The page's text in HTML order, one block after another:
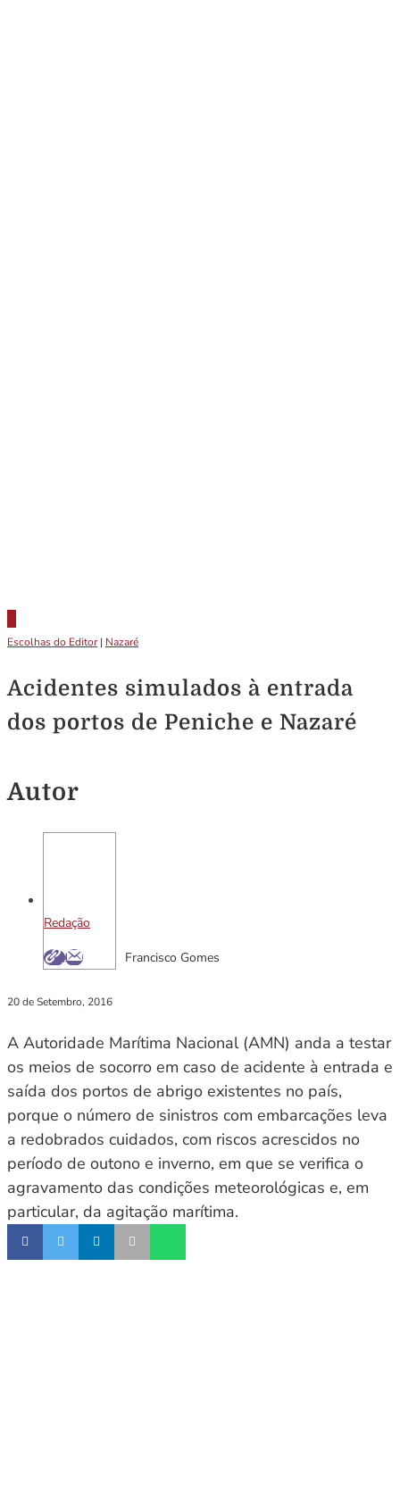
Escolhas do Editor| Nazaré
Acidentes simulados à entrada
dos portos de Peniche e Nazaré
Autor
Redação
Francisco Gomes
20 de Setembro, 2016
A Autoridade Marítima Nacional (AMN) anda a testar
os meios de socorro em caso de acidente à entrada e
saída dos portos de abrigo existentes no país,
porque o número de sinistros com embarcações leva
a redobrados cuidados, com riscos acrescidos no
período de outono e inverno, em que se verifica o
agravamento das condições meteorológicas e, em
particular, da agitação marítima.